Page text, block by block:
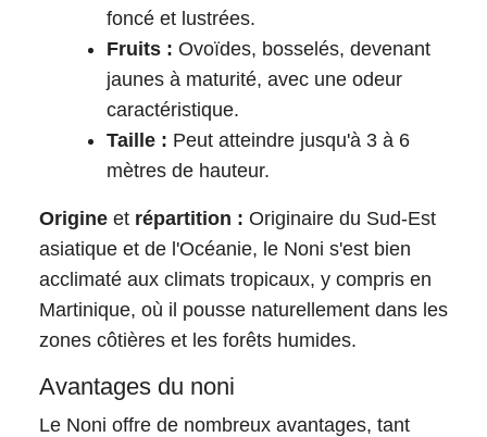
foncé et lustrées.
Fruits : Ovoïdes, bosselés, devenant
jaunes à maturité, avec une odeur
caractéristique.
Taille : Peut atteindre jusqu'à 3 à 6
mètres de hauteur.
Origine et répartition : Originaire du Sud-Est
asiatique et de l'Océanie, le Noni s'est bien
acclimaté aux climats tropicaux, y compris en
Martinique, où il pousse naturellement dans les
zones côtières et les forêts humides.
Avantages du noni
Le Noni offre de nombreux avantages, tant